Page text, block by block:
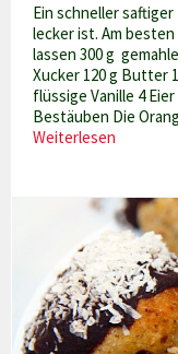
Ein schneller
lecker ist. Am
lassen 300 g
Xucker 120 g Butter
flüssige Vanille 4
Bestäuben Die
Weiterlesen
Carb